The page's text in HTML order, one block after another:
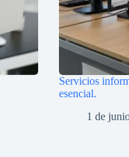
Servicios
esencial.
1 de